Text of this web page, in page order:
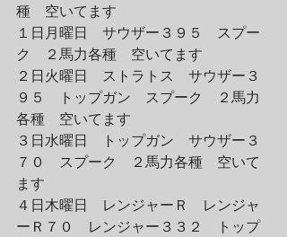
種　空いてます
１日月曜日　サウザー３９５　スプー
ク　２馬力各種　空いてます
２日火曜日　ストラトス　サウザー３
９５　トップガン　スプーク　２馬力
各種　空いてます
３日水曜日　トップガン　サウザー３
７０　スプーク　２馬力各種　空いて
ます
４日木曜日　レンジャーＲ　レンジャ
ーＲ７０　レンジャー３３２　トップ